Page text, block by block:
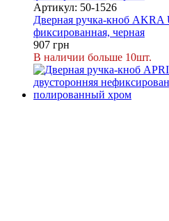
Артикул: 50-1526
Дверная ручка-кноб AKRA
фиксированная, черная
907 грн
В наличии больше 10шт.